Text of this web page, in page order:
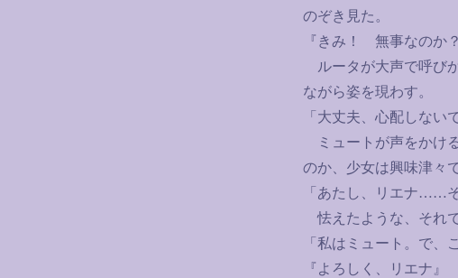
のぞき見た。
『きみ！ 無事なのか？
ルータが大声で呼び
ながら姿を現わす。
「大丈夫、心配しない
ミュートが声をかけ
のか、少女は興味津々
「あたし、リエナ……
怯えたような、それ
「私はミュート。で、
『よろしく、リエナ』